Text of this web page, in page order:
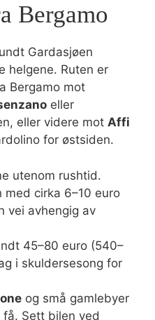
Bergamo
Gardasjøen
helgene. Ruten er
Bergamo mot
eller
eller videre mot Affi
for østsiden.
utenom rushtid.
med cirka 6–10 euro
vei avhengig av
45–80 euro (540–
i skuldersesong for
og små gamlebyer
Sett bilen ved